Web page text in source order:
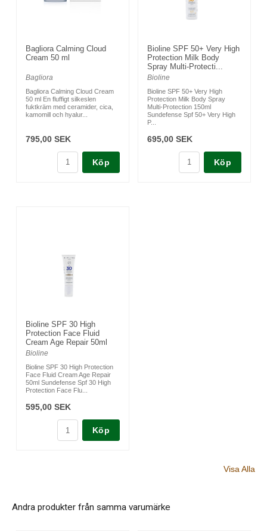
Bagliora Calming Cloud
Cream 50 ml
Bagliora
Bagliora Calming Cloud Cream
50 ml En fluffigt silkeslen
fuktkräm med ceramider, cica,
kamomill och hyalur...
795,00 SEK
Köp
Bioline SPF 50+ Very High
Protection Milk Body
Spray Multi-Protecti...
Bioline
Bioline SPF 50+ Very High
Protection Milk Body Spray
Multi-Protection 150ml
Sundefense Spf 50+ Very High
P...
695,00 SEK
Köp
Bioline SPF 30 High
Protection Face Fluid
Cream Age Repair 50ml
Bioline
Bioline SPF 30 High Protection
Face Fluid Cream Age Repair
50ml Sundefense Spf 30 High
Protection Face Flu...
595,00 SEK
Köp
Visa Alla
Andra produkter från samma varumärke